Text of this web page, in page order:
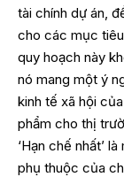
tài chính dự án,
cho các mục
quy hoạch này
nó mang một ý
kinh tế xã hội
phẩm cho thị
‘Hạn chế nhất’
phụ thuộc của